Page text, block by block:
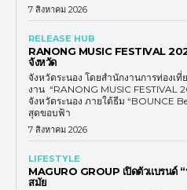
7 สิงหาคม 2026
RELEASE HUB
RANONG MUSIC FESTIVAL
จังหวัด
จังหวัดระนอง โดยสำนักงานการท่องเ
งาน “RANONG MUSIC FESTIVAL
จังหวัดระนอง ภายใต้ธีม “BOUNCE
สุดขอบฟ้า
7 สิงหาคม 2026
LIFESTYLE
MAGURO GROUP เปิดตัวแบรนด์
สมัย